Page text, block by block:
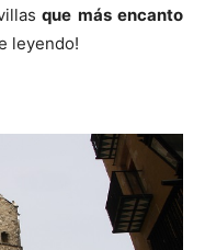
que más encanto
leyendo!